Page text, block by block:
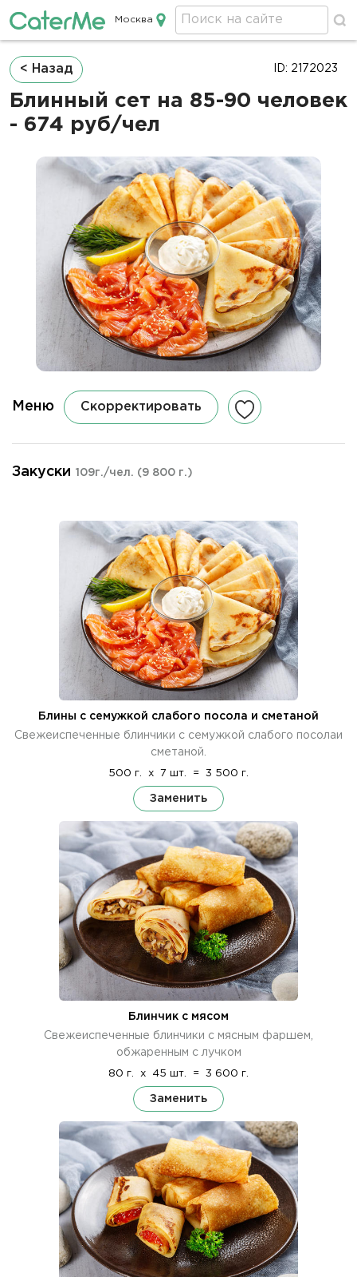
Кейтеринг в Москве
Москва
Строка
навигации
< Назад
Блинный сет на 85-90 человек
- 674 руб/чел
ID: 2172023
Меню Скорректировать
Закуски 109г./чел. (9 800 г.)
Блины с семужкой слабого посола и сметаной
Свежеиспеченные блинчики с семужкой слабого посолаи
сметаной.
500 г. x 7 шт. = 3 500 г.
Заменить
Блинчик с мясом
Свежеиспеченные блинчики с мясным фаршем,
обжаренным с лучком
80 г. x 45 шт. = 3 600 г.
Заменить